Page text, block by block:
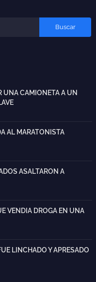
UNA CAMIONETA A UN
AL MARATONISTA
ASALTARON A
VENDIA DROGA EN UNA
LINCHADO Y APRESADO